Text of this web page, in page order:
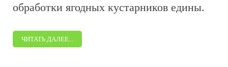
обработки ягодных кустарников едины.
ЧИТАТЬ ДАЛЕЕ...